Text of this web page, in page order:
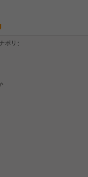
ポリタン専門店パンチョの店